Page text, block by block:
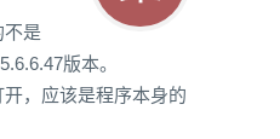
不是
版本。
，应该是程序本身的